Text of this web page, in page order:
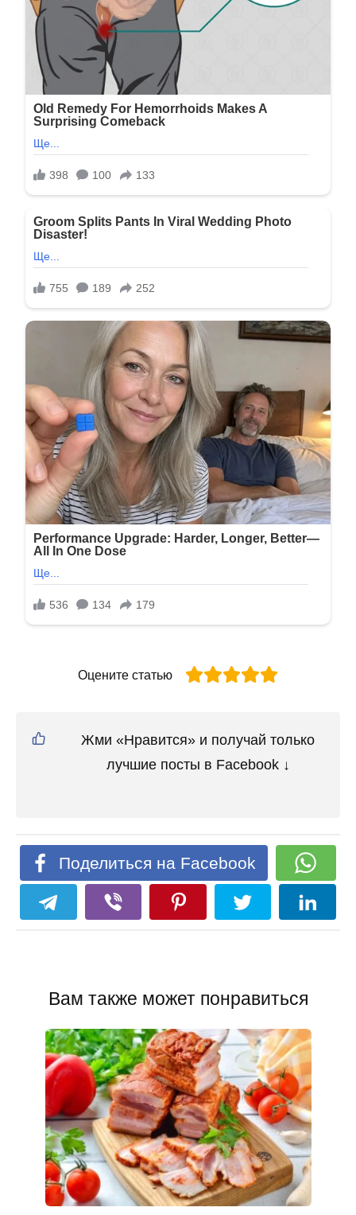
Оцените статью
Жми «Нравится» и получай только
лучшие посты в Facebook ↓
Поделиться на Facebook
Вам также может понравиться